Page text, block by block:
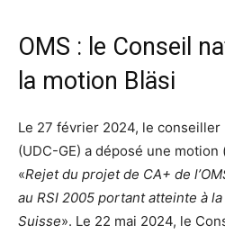
OMS : le Conseil
la motion Bläsi
Le 27 février 2024, le conseiller
(UDC-GE) a déposé une
«Rejet du projet de CA+ de
au RSI 2005 portant atteinte à
Suisse». Le 22 mai 2024, le